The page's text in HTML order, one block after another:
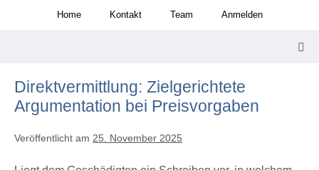
Home Kontakt Team Anmelden
Direktvermittlung: Zielgerichtete
Argumentation bei Preisvorgaben
Veröffentlicht am 25. November 2025